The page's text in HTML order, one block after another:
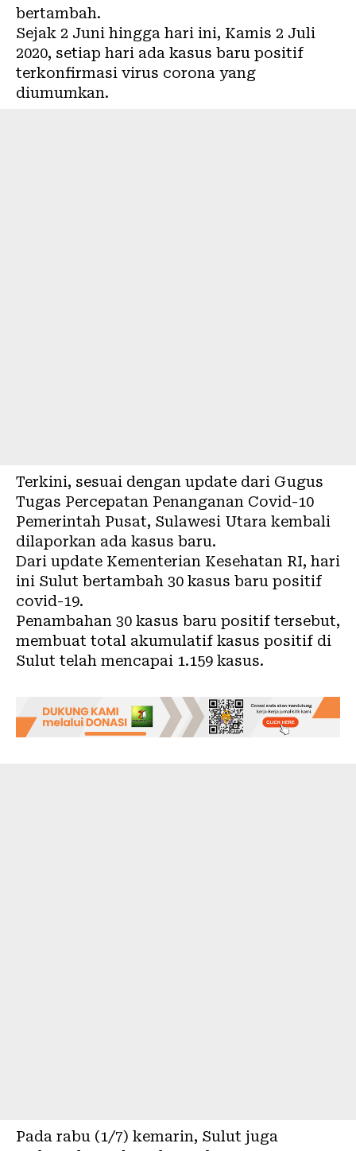
bertambah.
Sejak 2 Juni hingga hari ini, Kamis 2 Juli
2020, setiap hari ada kasus baru positif
terkonfirmasi virus corona yang
diumumkan.
Terkini, sesuai dengan update dari Gugus
Tugas Percepatan Penanganan Covid-10
Pemerintah Pusat, Sulawesi Utara kembali
dilaporkan ada kasus baru.
Dari update Kementerian Kesehatan RI, hari
ini Sulut bertambah 30 kasus baru positif
covid-19.
Penambahan 30 kasus baru positif tersebut,
membuat total akumulatif kasus positif di
Sulut telah mencapai 1.159 kasus.
Pada rabu (1/7) kemarin, Sulut juga